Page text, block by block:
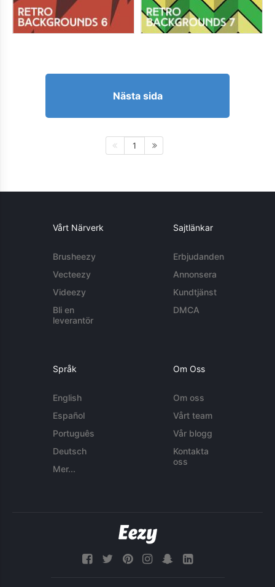
Nästa sida
1
Vårt Närverk
Brusheezy
Vecteezy
Videezy
Bli en
leverantör
Sajtlänkar
Erbjudanden
Annonsera
Kundtjänst
DMCA
Språk
English
Español
Português
Deutsch
Mer...
Om Oss
Om oss
Vårt team
Vår blogg
Kontakta
oss